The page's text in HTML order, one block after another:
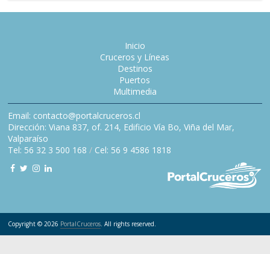
Inicio
Cruceros y Líneas
Destinos
Puertos
Multimedia
Email: contacto@portalcruceros.cl
Dirección: Viana 837, of. 214, Edificio Vía Bo, Viña del Mar,
Valparaíso
Tel: 56 32 3 500 168 / Cel: 56 9 4586 1818
Copyright © 2026 PortalCruceros. All rights reserved.